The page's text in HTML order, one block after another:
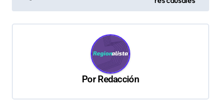
e
g
PorRedacción